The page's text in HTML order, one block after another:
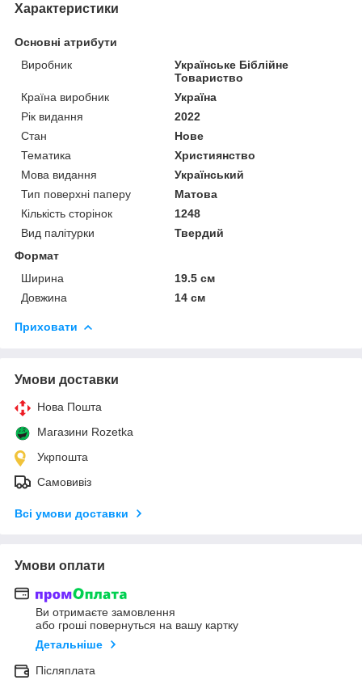
Характеристики
Основні атрибути
Виробник
Українське Біблійне
Товариство
Країна виробник
Україна
Рік видання
2022
Стан
Нове
Тематика
Християнство
Мова видання
Український
Тип поверхні паперу
Матова
Кількість сторінок
1248
Вид палітурки
Твердий
Формат
Ширина
19.5 см
Довжина
14 см
Приховати
Умови доставки
Нова Пошта
Магазини Rozetka
Укрпошта
Самовивіз
Всі умови доставки
Умови оплати
Ви отримаєте замовлення
або гроші повернуться на вашу картку
Детальніше
Післяплата